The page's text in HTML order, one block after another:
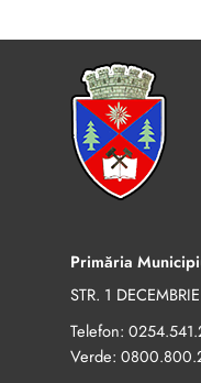
Primăria
STR. 1
Telefon:
Verde: